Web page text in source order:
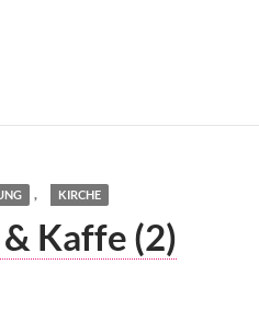
, KIRCHE
Kaffe (2)